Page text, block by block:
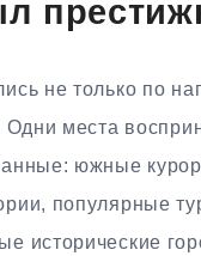
не только по
Одни места
южные
популярные
исторические